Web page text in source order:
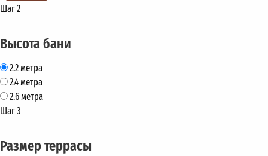
Шаг 2
Высота бани
2.2 метра
2.4 метра
2.6 метра
Шаг 3
Размер террасы